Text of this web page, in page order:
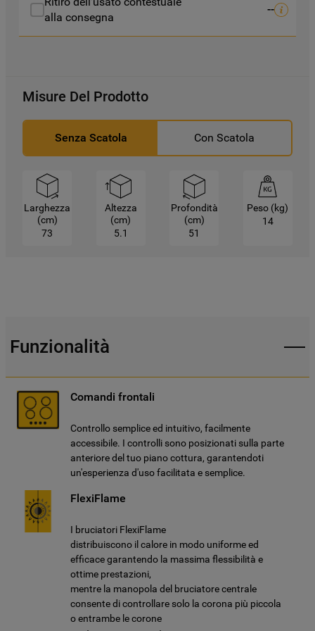
alla consegna
--
Misure Del Prodotto
Senza Scatola Con Scatola
Larghezza
(cm)
73
Altezza
(cm)
5.1
Profondità
(cm)
51
Peso (kg)
14
Funzionalità
Comandi frontali
Controllo semplice ed intuitivo, facilmente
accessibile. I controlli sono posizionati sulla parte
anteriore del tuo piano cottura, garantendoti
un'esperienza d'uso facilitata e semplice.
FlexiFlame
I bruciatori FlexiFlame
distribuiscono il calore in modo uniforme ed
efficace garantendo la massima flessibilità e
ottime prestazioni,
mentre la manopola del bruciatore centrale
consente di controllare solo la corona più piccola
o entrambe le corone